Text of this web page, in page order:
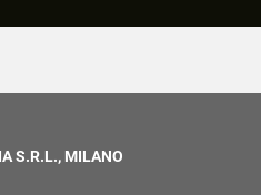
S.R.L., MILANO